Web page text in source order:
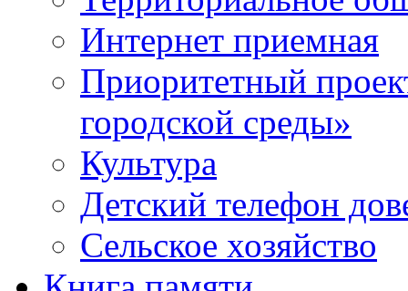
Интернет приемная
Приоритетный
городской среды»
Культура
Детский телефон
Сельское хозяйство